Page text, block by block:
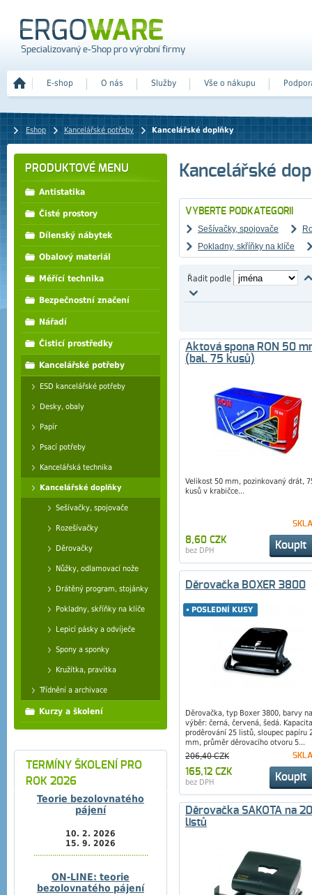
Specializovaný e-Shop pro výrobní firmy
E-shop O nás Služby Vše o nákupu
Eshop Kancelářské potřeby Kancelářské doplňky
Kancelářské
VYBERTE PODKATEGORII
Sešívačky, spojovače
Pokladny, skříňky na klíče
Řadit podle
Aktová spona RON 50
(bal. 75 kusů)
Velikost 50 mm, pozinkovaný drát,
kusů v krabičce...
Koupit
8,60 CZK
bez DPH
Děrovačka BOXER 3800
POSLEDNÍ KUSY
POSLEDNÍ KUSY
Děrovačka, typ Boxer 3800, barvy na
výběr: černá, červená, šedá. Kapacita
proděrování 25 listů, sloupec papíru
mm, průměr děrovacího otvoru 5...
Koupit
206,40 CZK
165,12 CZK
bez DPH
Děrovačka SAKOTA na 20
listů
PRODUKTOVÉ MENU
Antistatika
Čisté prostory
Dílenský nábytek
Obalový materiál
Měřící technika
Bezpečnostní značení
Nářadí
Čisticí prostředky
Kancelářské potřeby
ESD kancelářské potřeby
Desky, obaly
Papír
Psací potřeby
Kancelářská technika
Kancelářské doplňky
Sešívačky, spojovače
Rozešívačky
Děrovačky
Nůžky, odlamovací nože
Drátěný program, stojánky
Pokladny, skříňky na klíče
Lepicí pásky a odvíječe
Spony a sponky
Kružítka, pravítka
Třídnění a archivace
Kurzy a školení
TERMÍNY ŠKOLENÍ PRO
ROK 2026
Teorie bezolovnatého
pájení
10. 2. 2026
15. 9. 2026
.......................................................
ON-LINE: teorie
bezolovnatého pájení